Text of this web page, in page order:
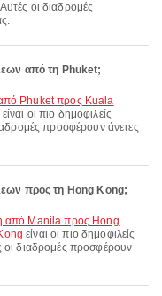
οι διαδρομές
από τη Phuket;
Phuket προς Kuala
είναι οι πιο δημοφιλείς
προσφέρουν άνετες
προς τη Hong Kong;
από Manila προς Hong
είναι οι πιο δημοφιλείς
οι διαδρομές προσφέρουν